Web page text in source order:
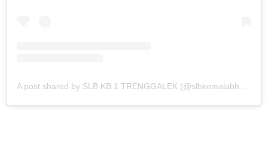
A post shared by SLB KB 1 TRENGGALEK (@slbkemalabhayangkaritrenggalek)